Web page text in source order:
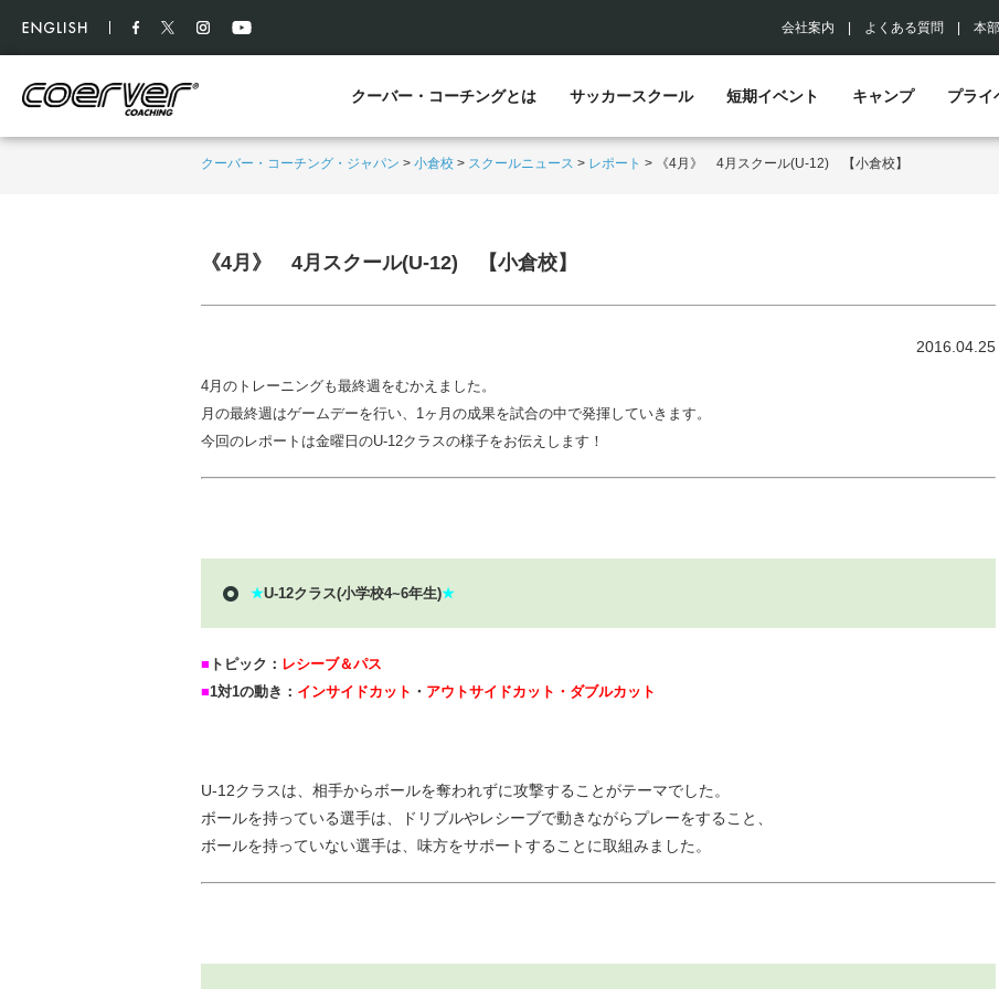
会社案内 よくある質問 本
クーバー・コーチングとは サッカースクール 短期イベント キャンプ プライ
クーバー・コーチング・ジャパン > 小倉校 > スクールニュース > レポート > 《4月》 4月スクール(U-12) 【小倉校】
《4月》 4月スクール(U-12) 【小倉校】
2016.04.25
4月のトレーニングも最終週をむかえました。
月の最終週はゲームデーを行い、1ヶ月の成果を試合の中で発揮していきます。
今回のレポートは金曜日のU-12クラスの様子をお伝えします！
★U-12クラス(小学校4~6年生)★
■ トピック： レシーブ＆パス
■1対1の動き： インサイドカット ・ アウトサイドカット・ダブルカット
U-12クラスは、相手からボールを奪われずに攻撃することがテーマでした。
ボールを持っている選手は、ドリブルやレシーブで動きながらプレーをすること、
ボールを持っていない選手は、味方をサポートすることに取組みました。